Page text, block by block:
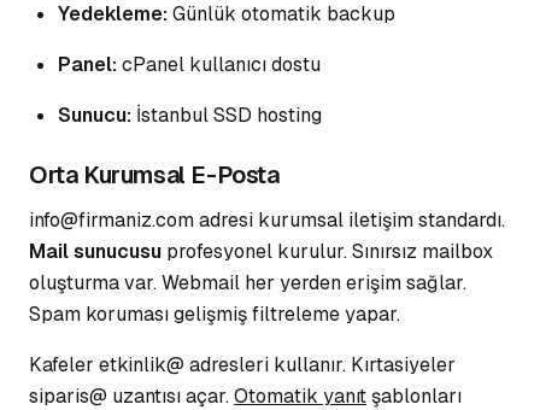
Yedekleme:Günlük otomatik backup
Panel:cPanel kullanıcı dostu
Sunucu: İstanbul SSD hosting
Orta Kurumsal E-Posta
info@firmaniz.com adresi kurumsal iletişim standardı.
Mail sunucusu profesyonel kurulur. Sınırsız mailbox
oluşturma var. Webmail her yerden erişim sağlar.
Spam korumasıgelişmiş filtreleme yapar.
Kafeler etkinlik@ adresleri kullanır. Kırtasiyeler
siparis@ uzantısı açar.Otomatik yanıtşablonları